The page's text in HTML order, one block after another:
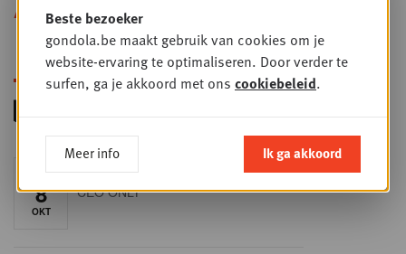
Alle opleidingen
DO
8
OKT
RET-TALK
CEO ONLY
Beste bezoeker
gondola.be maakt gebruik van cookies om je
website-ervaring te optimaliseren. Door verder te
surfen, ga je akkoord met ons cookiebeleid.
Meer info Ik ga akkoord